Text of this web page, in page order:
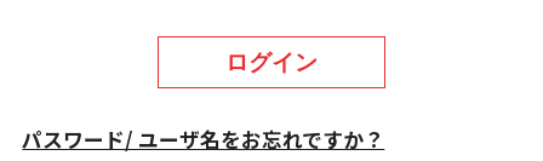
ログイン
パスワード/ ユーザ名をお忘れですか？